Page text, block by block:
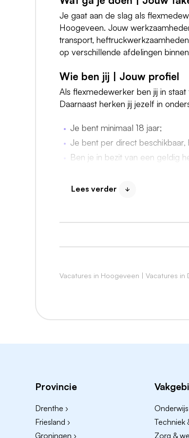
Je gaat aan de slag als
Hoogeveen. Jouw
transport,
op verschillende afdelingen
Wie ben jij | Jouw profiel
Als flexmedewerker ben jij in
Daarnaast herken jij jezelf in
Je bent minimaal 18 jaar;
Je bent per direct
Ben je in bezit van een geldig
Een salaris van € 15,70 bruto
Eindejaarsuitkering van 4%.
Uw persoonlijke contactpersoon:
7905 TC Hoogeveen
jessica.lof@dockaas.nl
Lees verder
Vacatures in Hoogeveen | Vacatures in
Provincie
Drenthe ›
Friesland ›
Groningen ›
Onderwijs
Techniek
Zorg &